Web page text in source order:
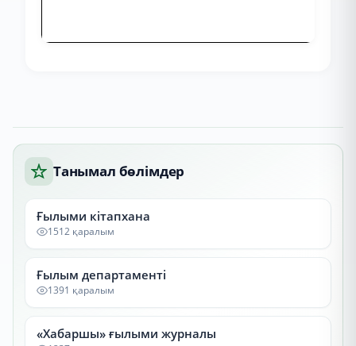
Танымал бөлімдер
Ғылыми кітапхана
1512 қаралым
Ғылым департаменті
1391 қаралым
«Хабаршы» ғылыми журналы